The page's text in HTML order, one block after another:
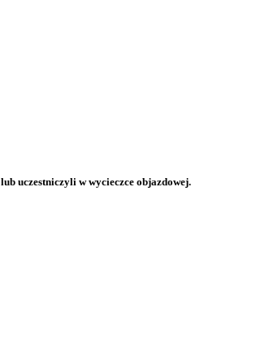
uczestniczyli w wycieczce objazdowej.